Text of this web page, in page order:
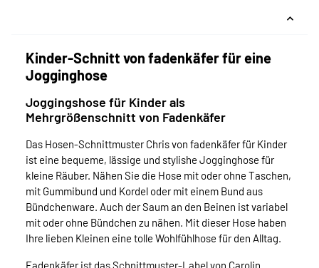
Kinder-Schnitt von fadenkäfer für eine
Jogginghose
Joggingshose für Kinder als
Mehrgrößenschnitt von Fadenkäfer
Das Hosen-Schnittmuster Chris von fadenkäfer für Kinder
ist eine bequeme, lässige und stylishe Jogginghose für
kleine Räuber. Nähen Sie die Hose mit oder ohne Taschen,
mit Gummibund und Kordel oder mit einem Bund aus
Bündchenware. Auch der Saum an den Beinen ist variabel
mit oder ohne Bündchen zu nähen. Mit dieser Hose haben
Ihre lieben Kleinen eine tolle Wohlfühlhose für den Alltag.
Fadenkäfer ist das Schnittmuster-Label von Carolin